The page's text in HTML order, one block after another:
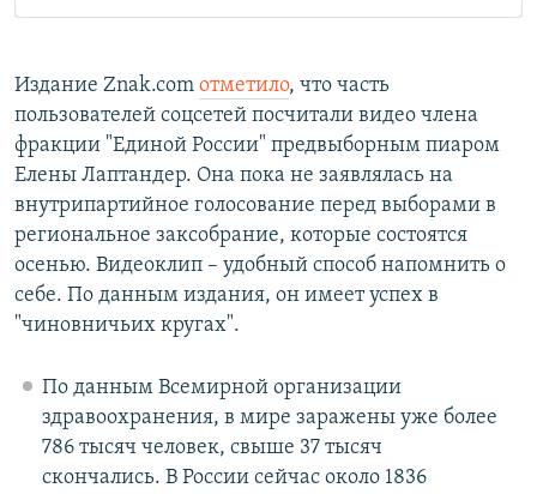
Издание Znak.com отметило, что часть
пользователей соцсетей посчитали видео члена
фракции "Единой России" предвыборным пиаром
Елены Лаптандер. Она пока не заявлялась на
внутрипартийное голосование перед выборами в
региональное заксобрание, которые состоятся
осенью. Видеоклип – удобный способ напомнить о
себе. По данным издания, он имеет успех в
"чиновничьих кругах".
По данным Всемирной организации
здравоохранения, в мире заражены уже более
786 тысяч человек, свыше 37 тысяч
скончались. В России сейчас около 1836